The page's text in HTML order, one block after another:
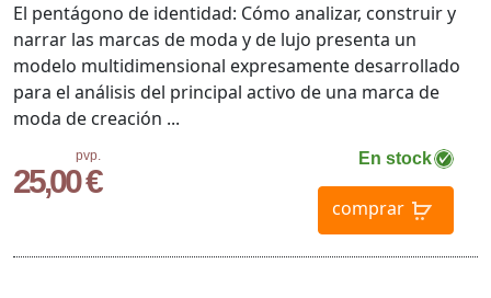
pvp.
25,00 €
En stock
comprar
El pentágono de identidad: Cómo analizar, construir y
narrar las marcas de moda y de lujo presenta un
modelo multidimensional expresamente desarrollado
para el análisis del principal activo de una marca de
moda de creación ...